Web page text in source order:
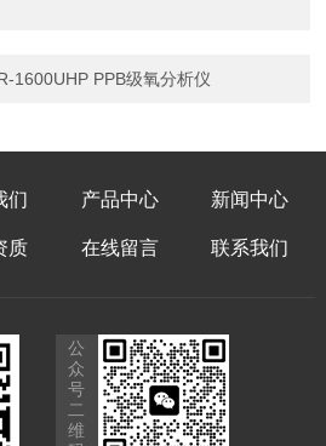
1600UHP PPB级氧分析仪
们 产品中心 新闻中心
质 在线留言 联系我们
公
众
号
二
维